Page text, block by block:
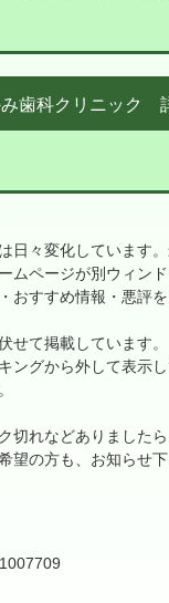
み歯科クリニック
々変化しています。
ページが別ウィンド
すすめ情報・悪評
せて掲載しています。
グから外して表示し
れなどありましたら
の方も、お知らせ下